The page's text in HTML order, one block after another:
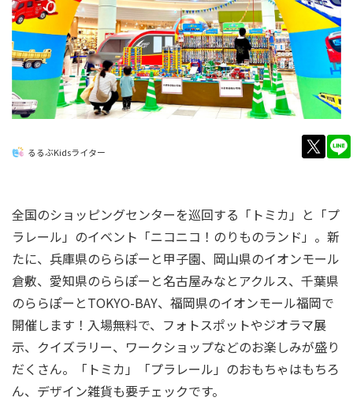
るるぶKidsライター
全国のショッピングセンターを巡回する「トミカ」と「プ
ラレール」のイベント「ニコニコ！のりものランド」。新
たに、兵庫県のららぽーと甲子園、岡山県のイオンモール
倉敷、愛知県のららぽーと名古屋みなとアクルス、千葉県
のららぽーとTOKYO-BAY、福岡県のイオンモール福岡で
開催します！入場無料で、フォトスポットやジオラマ展
示、クイズラリー、ワークショップなどのお楽しみが盛り
だくさん。「トミカ」「プラレール」のおもちゃはもちろ
ん、デザイン雑貨も要チェックです。